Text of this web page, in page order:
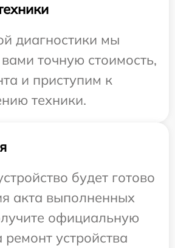
диагностики мы
точную стоимость,
и приступим к
техники.
будет готово
акта выполненных
официальную
устройства